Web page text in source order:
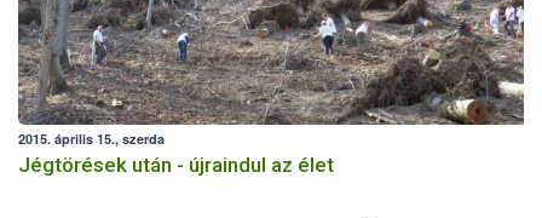
2015. április 15., szerda
Jégtörések után - újraindul az élet